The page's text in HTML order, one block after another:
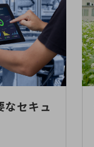
なセキュ